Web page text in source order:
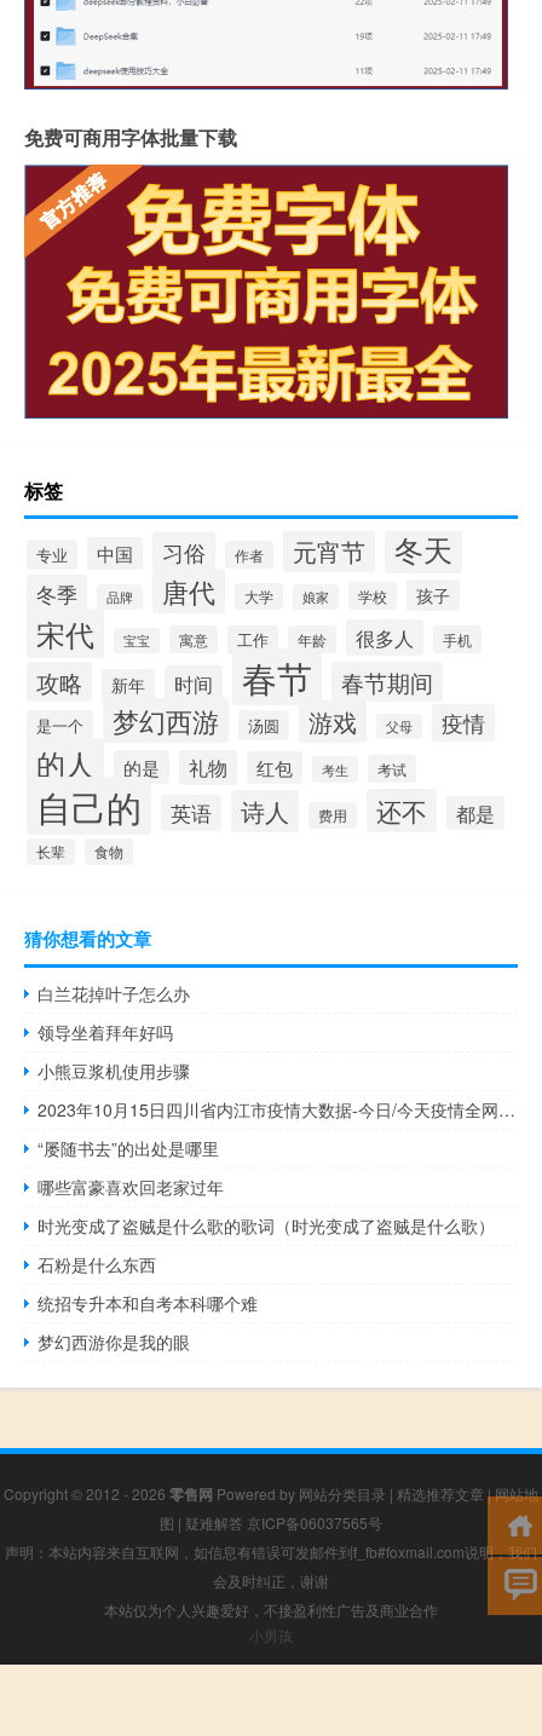
免费可商用字体批量下载
标签
专业 中国 习俗 作者 元宵节 冬天
冬季 品牌 唐代 大学 娘家 学校 孩子
宋代 宝宝 寓意 工作 年龄 很多人 手机
攻略 新年 时间 春节 春节期间
是一个 梦幻西游 汤圆 游戏 父母 疫情
的人 的是 礼物 红包 考生 考试
自己的 英语 诗人 费用 还不 都是
长辈 食物
猜你想看的文章
白兰花掉叶子怎么办
领导坐着拜年好吗
小熊豆浆机使用步骤
2023年10月15日四川省内江市疫情大数据-今日/今天疫情全网搜索最新实时消息动态情况通知播报
“屡随书去”的出处是哪里
哪些富豪喜欢回老家过年
时光变成了盗贼是什么歌的歌词（时光变成了盗贼是什么歌）
石粉是什么东西
统招专升本和自考本科哪个难
梦幻西游你是我的眼
Copyright © 2012 - 2026 零售网 Powered by 网站分类目录 | 精选推荐文章 |网站地
图 | 疑难解答 京ICP备06037565号
声明：本站内容来自互联网，如信息有错误可发邮件到f_fb#foxmail.com说明，我们
会及时纠正，谢谢
本站仅为个人兴趣爱好，不接盈利性广告及商业合作
小男孩